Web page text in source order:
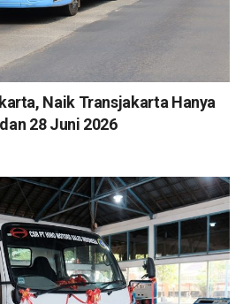
Naik Transjakarta Hanya
28 Juni 2026